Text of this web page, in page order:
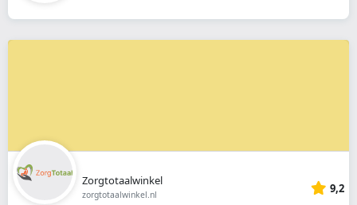
Zorgtotaalwinkel
zorgtotaalwinkel.nl 9,2